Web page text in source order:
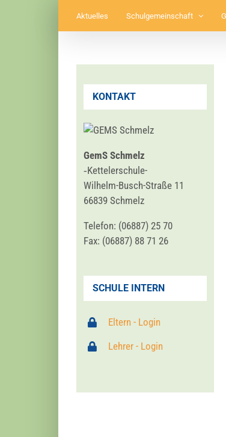
Aktuelles Schulgemeinschaft
KONTAKT
GemS Schmelz
‑Ket­tel­er­schu­le-
Wil­helm-Busch-Stra­ße 11
66839 Schmelz
Tele­fon: (06887) 25 70
Fax: (06887) 88 71 26
SCHULE INTERN
Eltern - Login
Lehrer - Login